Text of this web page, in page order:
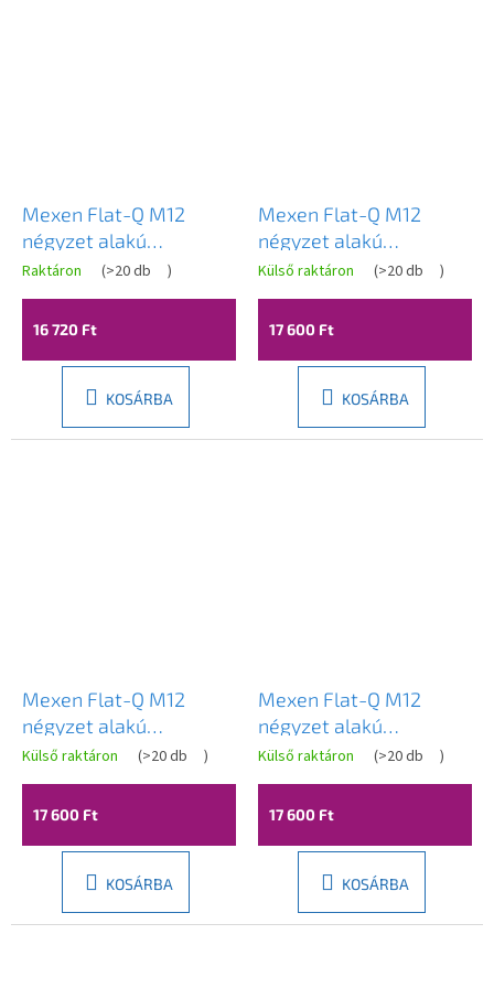
Mexen Flat-Q M12
négyzet alakú
padlólefolyó 15 x 15 cm,
fekete - 1710415
Raktáron (>20 db )
16 720 Ft
KOSÁRBA
Mexen Flat-Q M12
négyzet alakú
padlólefolyó 15 x 15 cm,
szálcsiszolt acél -
1010415
Külső raktáron (>20 db )
17 600 Ft
KOSÁRBA
Mexen Flat-Q M12
négyzet alakú
padlólefolyó 12 x 12 cm,
fekete - 1710412
Külső raktáron (>20 db )
17 600 Ft
KOSÁRBA
Mexen Flat-Q M12
négyzet alakú
padlólefolyó 12 x 12 cm,
szálcsiszolt acél -
1010412
Külső raktáron (>20 db )
17 600 Ft
KOSÁRBA